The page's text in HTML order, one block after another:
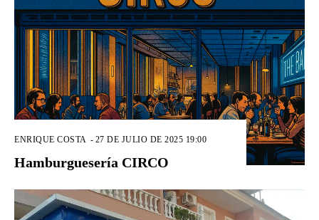
ENRIQUE COSTA - 27 DE JULIO DE 2025 19:00
Hamburguesería CIRCO